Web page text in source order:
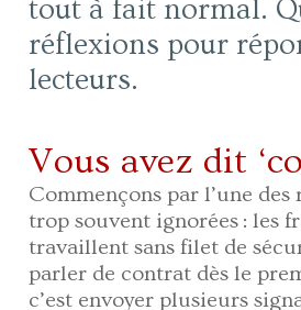
tout à fait normal.
réflexions pour
lecteurs.
Vous avez dit
Commençons par l’une des
trop souvent ignorées : les
travaillent sans filet de
parler de contrat dès le
c’est envoyer plusieurs